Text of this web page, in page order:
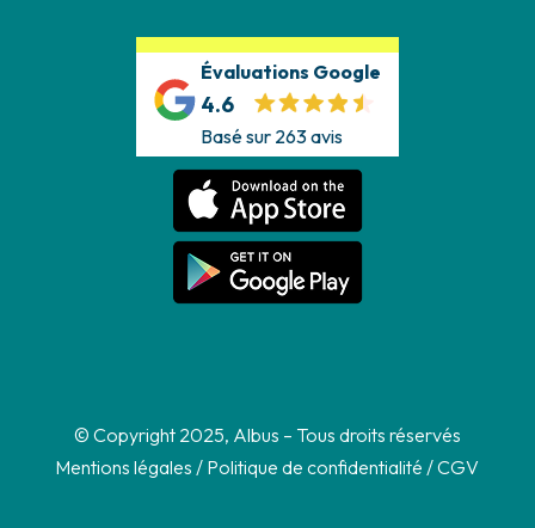
Évaluations Google
4.6
Basé sur 263 avis
© Copyright 2025, Albus – Tous droits réservés
Mentions légales / Politique de confidentialité /CGV